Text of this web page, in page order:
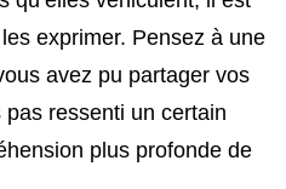
exprimer. Pensez à une
avez pu partager vos
pas ressenti un certain
plus profonde de